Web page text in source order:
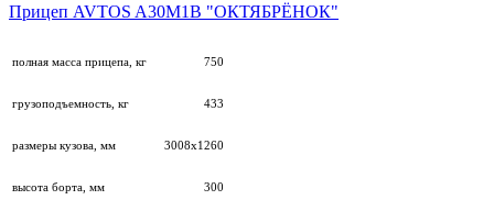
Прицеп AVTOS A30М1B "ОКТЯБРЁНОК"
полная масса прицепа, кг 750
грузоподъемность, кг 433
размеры кузова, мм 3008х1260
высота борта, мм 300